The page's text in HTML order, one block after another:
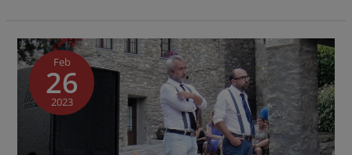
Feb
26
2023
¡La
temporada
de
teatro
toma
impulso!